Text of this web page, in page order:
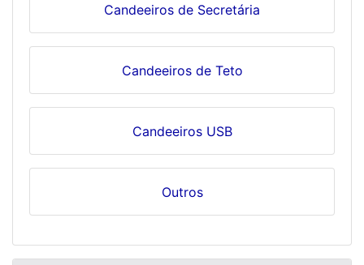
Candeeiros de Secretária
Candeeiros de Teto
Candeeiros USB
Outros